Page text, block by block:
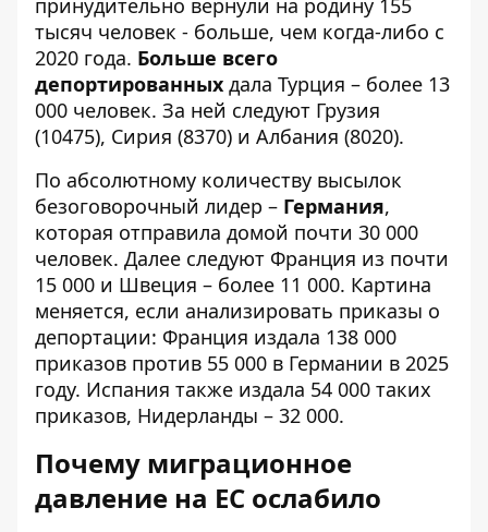
принудительно вернули на родину 155
тысяч человек - больше, чем когда-либо с
2020 года. Больше всего
депортированных дала Турция – более 13
000 человек. За ней следуют Грузия
(10475), Сирия (8370) и Албания (8020).
По абсолютному количеству высылок
безоговорочный лидер – Германия,
которая отправила домой почти 30 000
человек. Далее следуют Франция из почти
15 000 и Швеция – более 11 000. Картина
меняется, если анализировать приказы о
депортации: Франция издала 138 000
приказов против 55 000 в Германии в 2025
году. Испания также издала 54 000 таких
приказов, Нидерланды – 32 000.
Почему миграционное
давление на ЕС ослабило